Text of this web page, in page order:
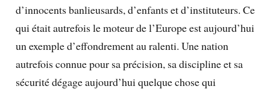
d’innocents banlieusards, d’enfants et d’instituteurs. Ce
qui était autrefois le moteur de l’Europe est aujourd’hui
un exemple d’effondrement au ralenti. Une nation
autrefois connue pour sa précision, sa discipline et sa
sécurité dégage aujourd’hui quelque chose qui